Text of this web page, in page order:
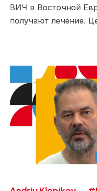
ВИЧ в Восточной
получают лечение.